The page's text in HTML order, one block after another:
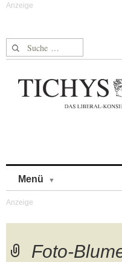
Suche nach:
Menü
Foto-